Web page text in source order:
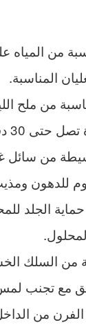
من المياه
المناسبة.
من ملح
30 دقيقة.
من سائل
للدهون
الجلد
من السلك
مع تجنب
من